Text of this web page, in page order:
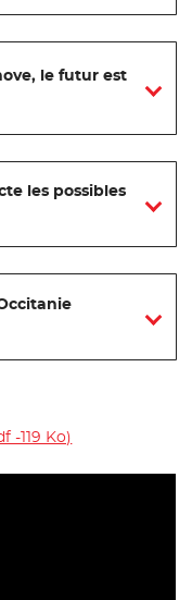
le futur est
les possibles
-119 Ko)